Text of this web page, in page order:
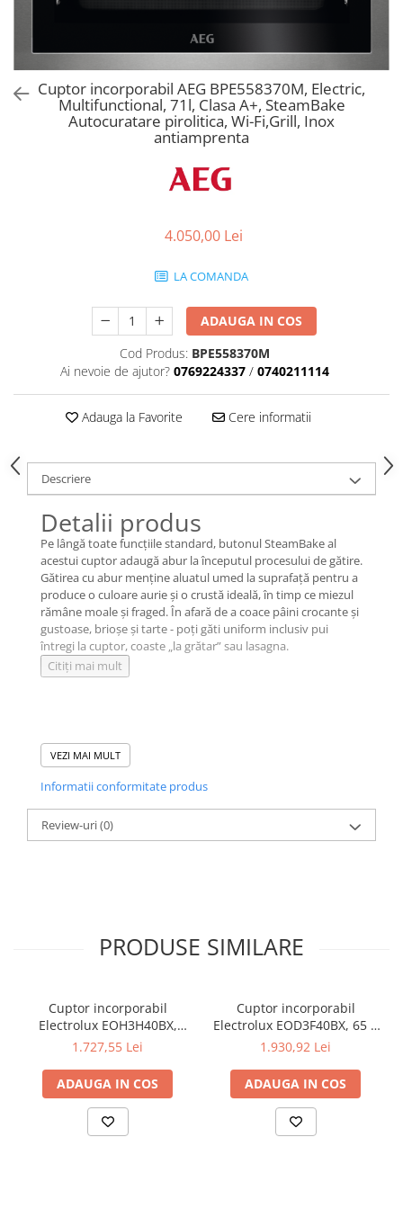
Aspiratoare verticale
Aspiratoare fara sac
Ingrijirea rufelor si a vaselor
Masini de spalat vase
Masini de spalat rufe
Cuptor incorporabil AEG BPE558370M, Electric,
Multifunctional, 71l, Clasa A+, SteamBake
Autocuratare pirolitica, Wi-Fi,Grill, Inox
antiamprenta
4.050,00 Lei
LA COMANDA
ADAUGA IN COS
Cod Produs: BPE558370M
Ai nevoie de ajutor? 0769224337 / 0740211114
Adauga la Favorite Cere informatii
Descriere
Detalii produs
Pe lângă toate funcţiile standard, butonul SteamBake al
acestui cuptor adaugă abur la începutul procesului de gătire.
Gătirea cu abur menţine aluatul umed la suprafaţă pentru a
produce o culoare aurie și o crustă ideală, în timp ce miezul
rămâne moale și fraged. În afară de a coace pâini crocante și
gustoase, brioșe și tarte - poţi găti uniform inclusiv pui
întregi la cuptor, coaste „la grătar” sau lasagna.
Citiţi mai mult
VEZI MAI MULT
Informatii conformitate produs
Review-uri(0)
PRODUSE SIMILARE
Cuptor incorporabil
Electrolux EOH3H40BX,
Electric, 65 l, Grill, Timer cu
Inox antiamprenta
1.727,55 Lei
ADAUGA IN COS
Cuptor incorporabil
Electrolux EOD3F40BX, 65 l,
Autocuratare catalitica,
SteamBake, Grill, Clasa A,
Inox antiamprenta
1.930,92 Lei
ADAUGA IN COS